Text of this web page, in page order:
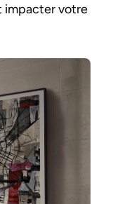
impacter votre